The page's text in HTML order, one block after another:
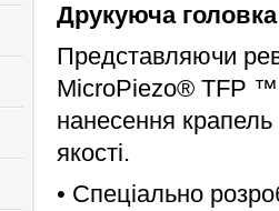
Друкуюча
Представляючи
MicroPiezo® TFP ™,
нанесення
якості.
• Спеціально